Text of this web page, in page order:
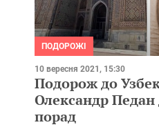
ПОДОРОЖІ
10 вересня 2021, 15:30
Подорож до
Олександр Педан
порад